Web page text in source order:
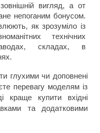
вигляд, а от
непоганим бонусом.
як зрозуміло із
технічних
складах, в
глухими чи доповнені
перевагу моделям із
краще купити вхідні
та додатковими